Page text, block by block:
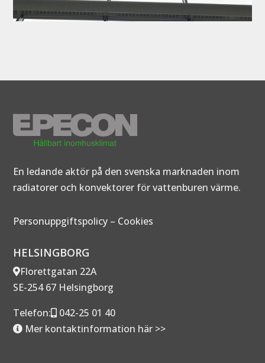
En ledande aktör på den svenska marknaden inom
radiatorer och konvektorer för vattenburen värme.
Personuppgiftspolicy – Cookies
HELSINGBORG
Florettgatan 22A
SE-254 67 Helsingborg
Telefon:
042-25 01 40
Mer kontaktinformation här >>